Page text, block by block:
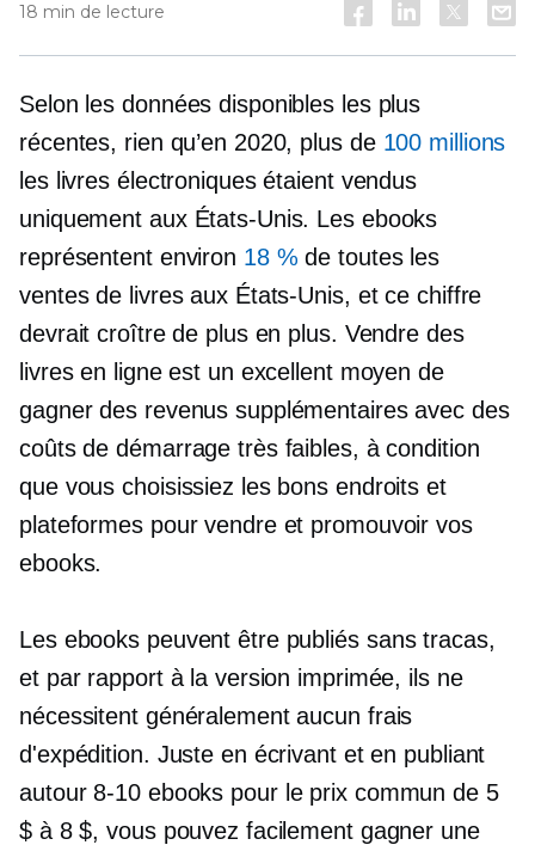
18 min de lecture
Selon les données disponibles les plus
récentes, rien qu’en 2020, plus de 100 millions
les livres électroniques étaient vendus
uniquement aux États-Unis. Les ebooks
représentent environ 18 % de toutes les
ventes de livres aux États-Unis, et ce chiffre
devrait croître de plus en plus. Vendre des
livres en ligne est un excellent moyen de
gagner des revenus supplémentaires avec des
coûts de démarrage très faibles, à condition
que vous choisissiez les bons endroits et
plateformes pour vendre et promouvoir vos
ebooks.
Les ebooks peuvent être publiés sans tracas,
et par rapport à la version imprimée, ils ne
nécessitent généralement aucun frais
d'expédition. Juste en écrivant et en publiant
autour 8-10ebooks pour le prix commun de 5
$ à 8 $, vous pouvez facilement gagner une